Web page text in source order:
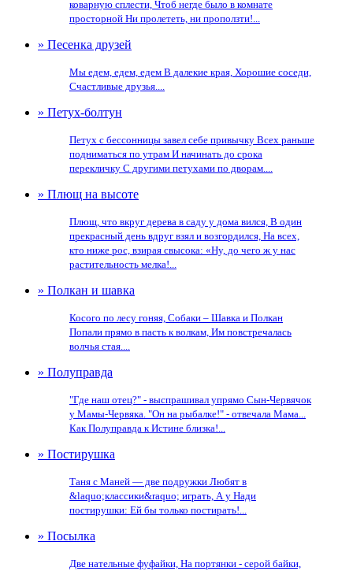
коварную сплести, Чтоб негде было в комнате
просторной Ни пролететь, ни проползти!...
» Песенка друзей
Мы едем, едем, едем В далекие края, Хорошие соседи,
Счастливые друзья....
» Петух-болтун
Петух с бессонницы завел себе привычку Всех раньше
подниматься по утрам И начинать до срока
перекличку С другими петухами по дворам....
» Плющ на высоте
Плющ, что вкруг дерева в саду у дома вился, В один
прекрасный день вдруг взял и возгордился, На всех,
кто ниже рос, взирая свысока: «Ну, до чего ж у нас
растительность мелка!...
» Полкан и шавка
Косого по лесу гоняя, Собаки – Шавка и Полкан
Попали прямо в пасть к волкам, Им повстречалась
волчья стая....
» Полуправда
"Где наш отец?" - выспрашивал упрямо Сын-Червячок
у Мамы-Червяка. "Он на рыбалке!" - отвечала Мама...
Как Полуправда к Истине близка!...
» Постирушка
Таня с Маней — две подружки Любят в
&laquo;классики&raquo; играть, А у Нади
постирушки: Ей бы только постирать!...
» Посылка
Две нательные фуфайки, На портянки - серой байки,